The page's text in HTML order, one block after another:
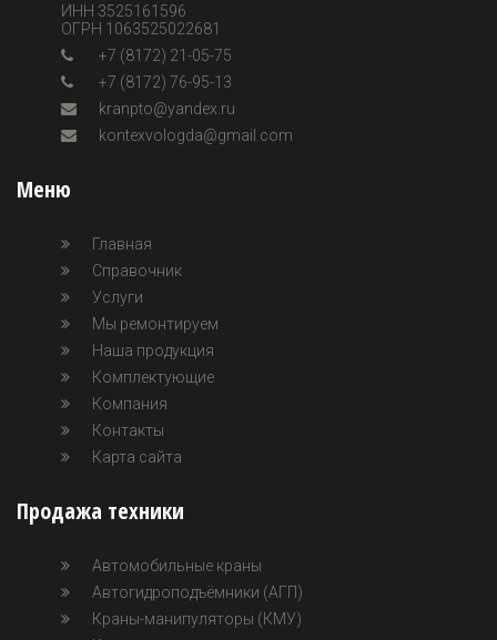
ИНН 3525161596
ОГРН 1063525022681
+7 (8172) 21-05-75
+7 (8172) 76-95-13
kranpto@yandex.ru
kontexvologda@gmail.com
Меню
Главная
Справочник
Услуги
Мы ремонтируем
Наша продукция
Комплектующие
Компания
Контакты
Карта сайта
Продажа техники
Автомобильные краны
Автогидроподъёмники (АГП)
Краны-манипуляторы (КМУ)